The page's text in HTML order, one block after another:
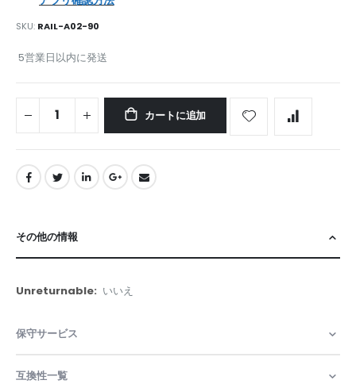
SKU RAIL-A02-90
5営業日以内に発送
カートに追加
その他の情報
そ
の
情
報
いいえ
保守サービス
互換性一覧